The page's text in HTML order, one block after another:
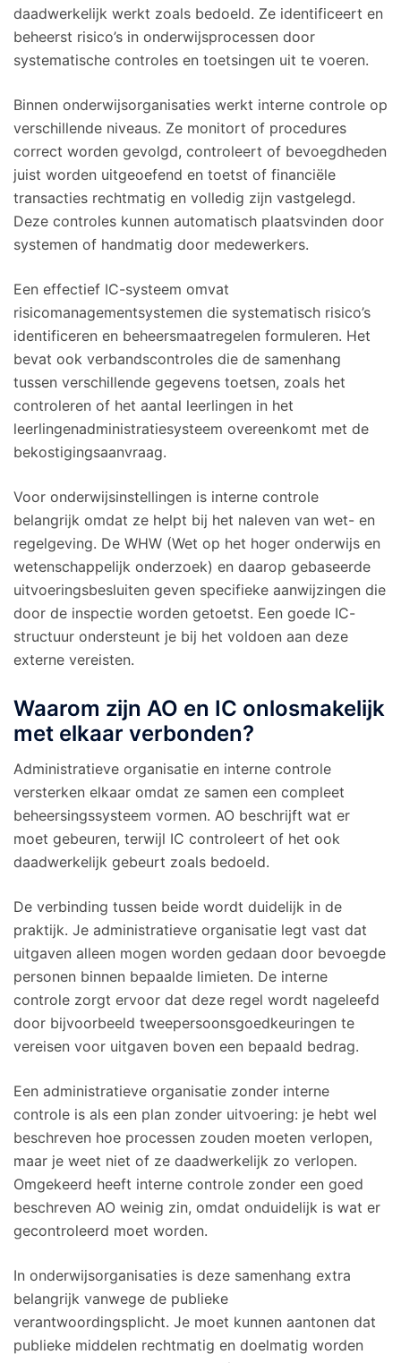
daadwerkelijk werkt zoals bedoeld. Ze identificeert en
beheerst risico’s in onderwijsprocessen door
systematische controles en toetsingen uit te voeren.
Binnen onderwijsorganisaties werkt interne controle op
verschillende niveaus. Ze monitort of procedures
correct worden gevolgd, controleert of bevoegdheden
juist worden uitgeoefend en toetst of financiële
transacties rechtmatig en volledig zijn vastgelegd.
Deze controles kunnen automatisch plaatsvinden door
systemen of handmatig door medewerkers.
Een effectief IC-systeem omvat
risicomanagementsystemen die systematisch risico’s
identificeren en beheersmaatregelen formuleren. Het
bevat ook verbandscontroles die de samenhang
tussen verschillende gegevens toetsen, zoals het
controleren of het aantal leerlingen in het
leerlingenadministratiesysteem overeenkomt met de
bekostigingsaanvraag.
Voor onderwijsinstellingen is interne controle
belangrijk omdat ze helpt bij het naleven van wet- en
regelgeving. De WHW (Wet op het hoger onderwijs en
wetenschappelijk onderzoek) en daarop gebaseerde
uitvoeringsbesluiten geven specifieke aanwijzingen die
door de inspectie worden getoetst. Een goede IC-
structuur ondersteunt je bij het voldoen aan deze
externe vereisten.
Waarom zijn AO en IC onlosmakelijk
met elkaar verbonden?
Administratieve organisatie en interne controle
versterken elkaar omdat ze samen een compleet
beheersingssysteem vormen. AO beschrijft wat er
moet gebeuren, terwijl IC controleert of het ook
daadwerkelijk gebeurt zoals bedoeld.
De verbinding tussen beide wordt duidelijk in de
praktijk. Je administratieve organisatie legt vast dat
uitgaven alleen mogen worden gedaan door bevoegde
personen binnen bepaalde limieten. De interne
controle zorgt ervoor dat deze regel wordt nageleefd
door bijvoorbeeld tweepersoonsgoedkeuringen te
vereisen voor uitgaven boven een bepaald bedrag.
Een administratieve organisatie zonder interne
controle is als een plan zonder uitvoering: je hebt wel
beschreven hoe processen zouden moeten verlopen,
maar je weet niet of ze daadwerkelijk zo verlopen.
Omgekeerd heeft interne controle zonder een goed
beschreven AO weinig zin, omdat onduidelijk is wat er
gecontroleerd moet worden.
In onderwijsorganisaties is deze samenhang extra
belangrijk vanwege de publieke
verantwoordingsplicht. Je moet kunnen aantonen dat
publieke middelen rechtmatig en doelmatig worden